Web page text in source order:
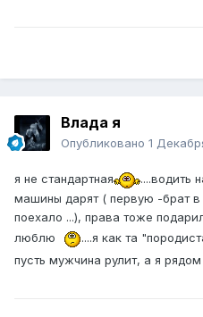
Влада я
Опубликовано 1
я не стандартная
....водить
машины дарят ( первую -брат в
поехало ...), права тоже
люблю
....я как та
пусть мужчина рулит, а я